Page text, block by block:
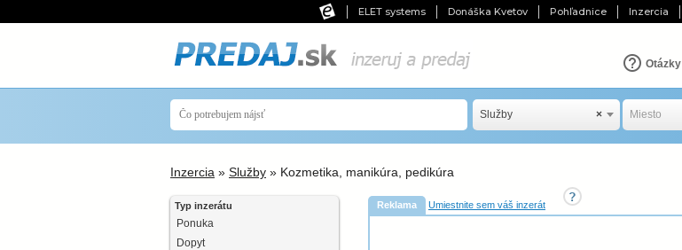
ELET systems Donáška Kvetov Pohľadnice Inzercia
Otázky
×
Služby Miesto
Inzercia » Služby » Kozmetika, manikúra, pedikúra
Typ inzerátu
Ponuka
Dopyt
Reklama Umiestnite sem váš inzerát